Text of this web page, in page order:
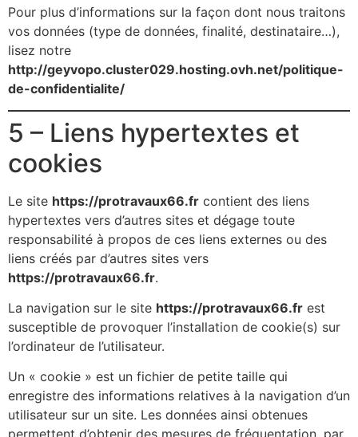
Pour plus d’informations sur la façon dont nous traitons
vos données (type de données, finalité, destinataire…),
lisez notre
http://geyvopo.cluster029.hosting.ovh.net/politique-
de-confidentialite/
5 – Liens hypertextes et
cookies
Le site https://protravaux66.fr contient des liens
hypertextes vers d’autres sites et dégage toute
responsabilité à propos de ces liens externes ou des
liens créés par d’autres sites vers
https://protravaux66.fr.
La navigation sur le site https://protravaux66.fr est
susceptible de provoquer l’installation de cookie(s) sur
l’ordinateur de l’utilisateur.
Un « cookie » est un fichier de petite taille qui
enregistre des informations relatives à la navigation d’un
utilisateur sur un site. Les données ainsi obtenues